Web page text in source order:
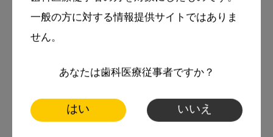
一般の方に対する情報提供サイトではありま
せん。
あなたは歯科医療従事者ですか？
はい いいえ
る一つの論点にフォーカスしているように見
その解釈について整理されている。用語集の